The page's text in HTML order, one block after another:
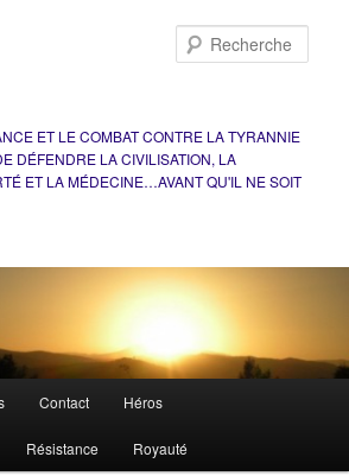
ET LE COMBAT CONTRE LA TYRANNIE
DÉFENDRE LA CIVILISATION, LA
ET LA MÉDECINE…AVANT QU'IL NE SOIT
Contact Héros
Résistance Royauté